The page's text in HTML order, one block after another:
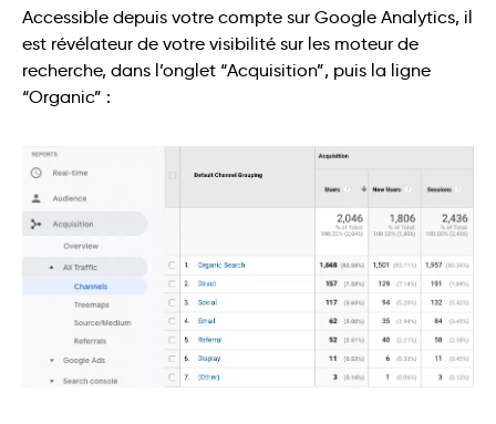
Accessible depuis votre compte sur Google Analytics, il
est révélateur de votre visibilité sur les moteur de
recherche, dans l’onglet “Acquisition”, puis la ligne
“Organic” :